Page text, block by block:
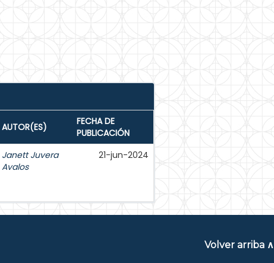
AUTOR(ES)
FECHA DE
PUBLICACIÓN
Janett Juvera
Avalos
21-jun-2024
Volver arriba ∧